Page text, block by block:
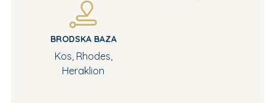
BRODSKA BAZA
Kos, Rhodes,
Heraklion